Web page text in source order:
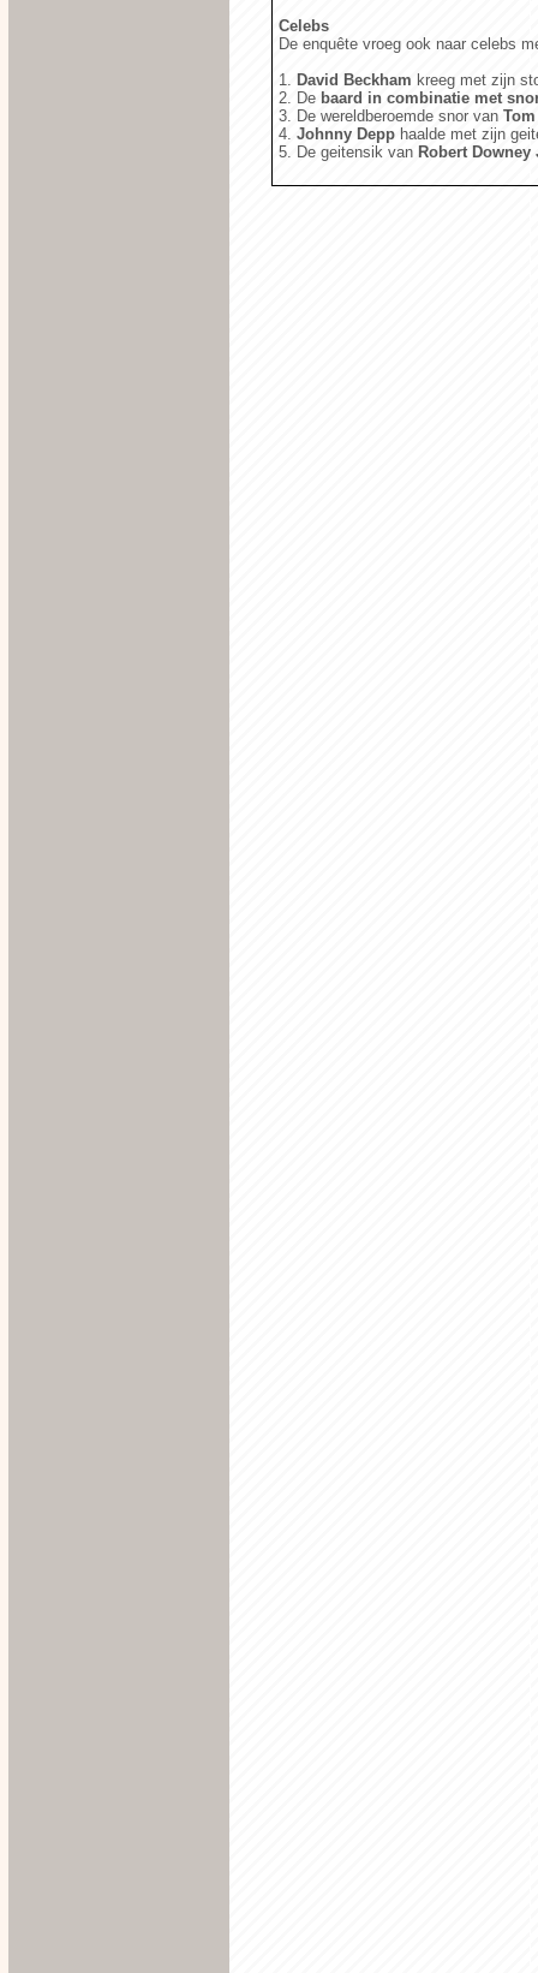
Celebs
De enquête vroeg ook naar celebs
1. David Beckham kreeg met zijn
2. De baard in combinatie met
3. De wereldberoemde snor van
4. Johnny Depp haalde met zijn
5. De geitensik van Robert Downey